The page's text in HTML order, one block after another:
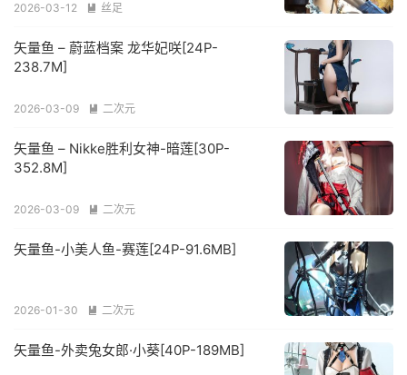
2026-03-12  丝足
矢量鱼 – 蔚蓝档案 龙华妃咲[24P-
238.7M]
2026-03-09  二次元
矢量鱼 – Nikke胜利女神-暗莲[30P-
352.8M]
2026-03-09  二次元
矢量鱼-小美人鱼-赛莲[24P-91.6MB]
2026-01-30  二次元
矢量鱼-外卖兔女郎·小葵[40P-189MB]